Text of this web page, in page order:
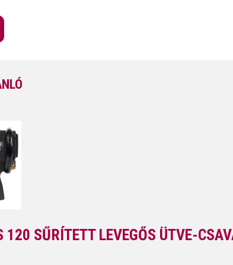
120 SŰRÍTETT LEVEGŐS ÜTVE-